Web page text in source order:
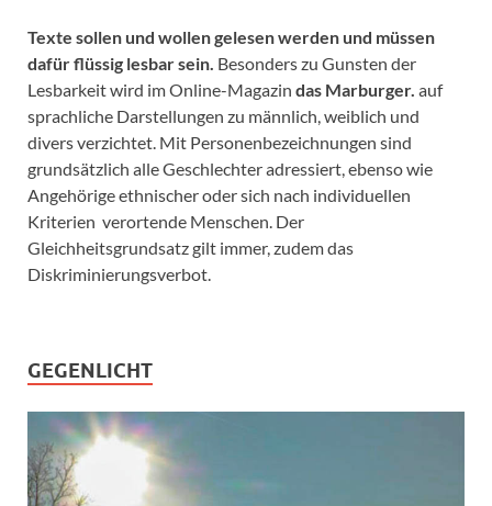
Texte sollen und wollen gelesen werden und müssen
dafür flüssig lesbar sein. Besonders zu Gunsten der
Lesbarkeit wird im Online-Magazin das Marburger. auf
sprachliche Darstellungen zu männlich, weiblich und
divers verzichtet. Mit Personenbezeichnungen sind
grundsätzlich alle Geschlechter adressiert, ebenso wie
Angehörige ethnischer oder sich nach individuellen
Kriterien verortende Menschen. Der
Gleichheitsgrundsatz gilt immer, zudem das
Diskriminierungsverbot.
GEGENLICHT